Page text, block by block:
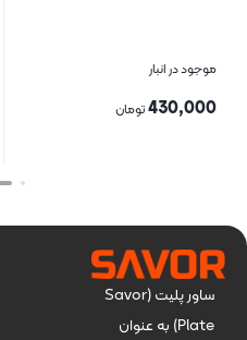
موجود در انبار
430,000تومان
ساور پلیت (Savor
Plate) به عنوان